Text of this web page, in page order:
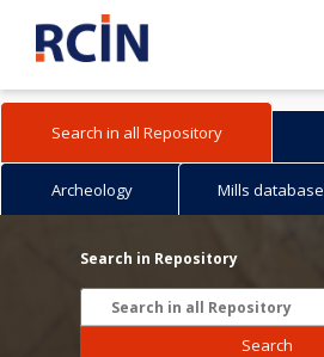
Search in all Repository
Archeology Mills database
Search in Repository
Search